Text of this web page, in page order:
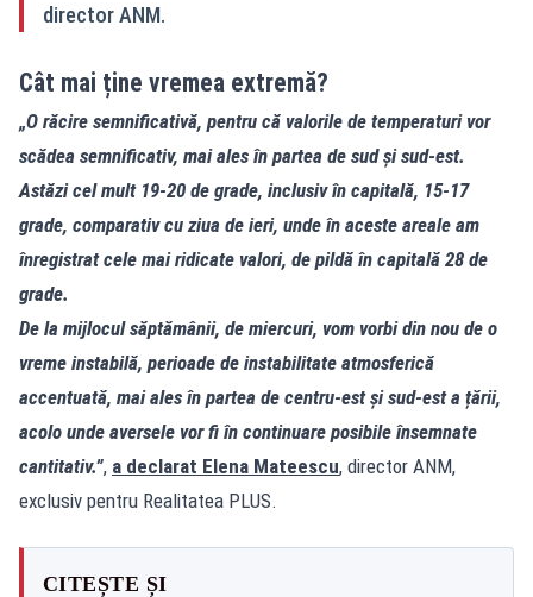
director ANM.
Cât mai ține vremea extremă?
„O răcire semnificativă, pentru că valorile de temperaturi vor
scădea semnificativ, mai ales în partea de sud și sud-est.
Astăzi cel mult 19-20 de grade, inclusiv în capitală, 15-17
grade, comparativ cu ziua de ieri, unde în aceste areale am
înregistrat cele mai ridicate valori, de pildă în capitală 28 de
grade.
De la mijlocul săptămânii, de miercuri, vom vorbi din nou de o
vreme instabilă, perioade de instabilitate atmosferică
accentuată, mai ales în partea de centru-est și sud-est a țării,
acolo unde aversele vor fi în continuare posibile însemnate
cantitativ.”, a declarat Elena Mateescu, director ANM,
exclusiv pentru Realitatea PLUS.
CITEȘTE ȘI